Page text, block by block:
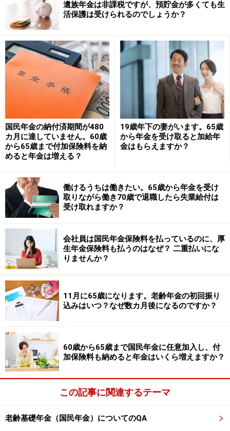
投資や資産運用に関する最終的なご判断はご自身の責任において
行ってください。
掲載情報の正確性・完全性については十分に配慮しております
が、その内容を保証するものではなく、これに基づく損失・損害
などについて当社は一切の責任を負いません。
最新の情報や詳細については、必ず各金融機関やサービス提供者
の公式情報をご確認ください。
【編集部からのお知らせ】
・「家計」について、アンケート（2026/8/31まで）を実施
中です！
※抽選で20名にAmazonギフト券1000円分プレゼント
※謝礼付きの限定アンケートやモニター企画に参加が可能に
なります
遺族年金は非課税ですが、預貯金が多くても生
活保護は受けられるのでしょうか？
国民年金の納付済期間が480
カ月に達していません。60歳
から65歳まで付加保険料を納
めると年金は増える？
19歳年下の妻がいます。65歳
から年金を受け取ると加給年
金はもらえますか？
働けるうちは働きたい。65歳から年金を受け
取りながら働き70歳で退職したら失業給付は
受け取れますか？
会社員は国民年金保険料を払っているのに、厚
生年金保険料も払うのはなぜ？ 二重払いにな
りませんか？
11月に65歳になります。老齢年金の初回振り
込みはいつ？なぜ数カ月後になるのですか？
60歳から65歳まで国民年金に任意加入し、付
加保険料も納めると年金はいくら増えますか？
この記事に関連するテーマ
老齢基礎年金（国民年金）についてのQA